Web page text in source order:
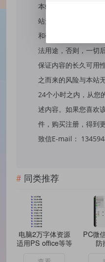
本站提供的资源，都
站无关，所有内容及
和研究目的。不得将
法用途，否则，一切
保证内容的长久可用
之而来的风险与本站
24个小时之内，从您
述内容。如果您喜欢
件，购买注册，得到
致信E-mail：
同类推荐
电脑2万字体资源
适用PS office等等
PC微
防